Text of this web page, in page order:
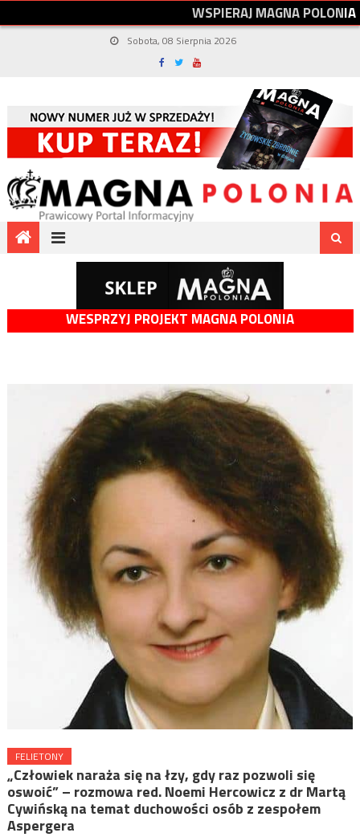
WSPIERAJMAGNAPOLONIA
Sobota, 08 Sierpnia 2026
WESPRZYJ PROJEKT MAGNA POLONIA
FELIETONY
„Człowiek naraża się na łzy, gdy raz pozwoli się
oswoić” – rozmowa red. Noemi Hercowicz z dr Martą
Cywińską na temat duchowości osób z zespołem
Aspergera